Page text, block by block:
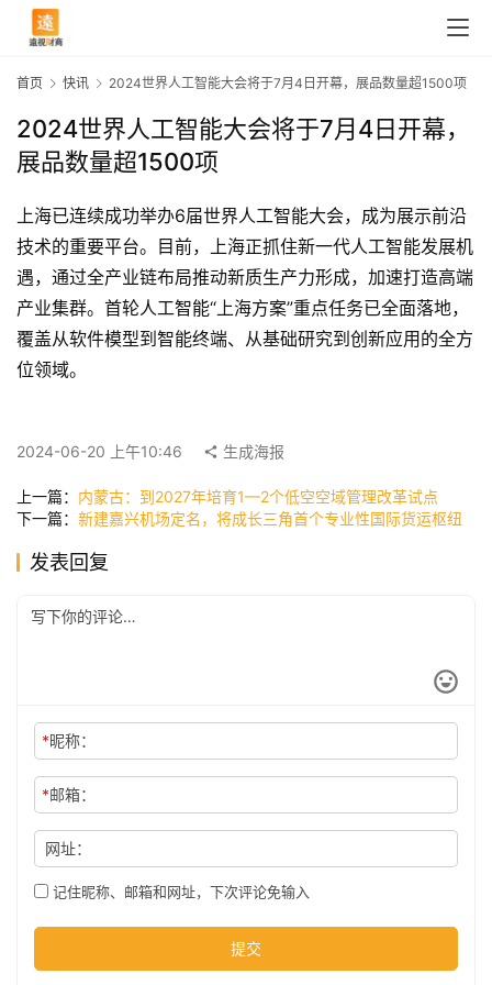
首
页
快
讯
公
尚
技
首页 快讯 2024世界人工智能大会将于7月4日开幕，展品数量超1500项
2024世界人工智能大会将于7月4日开幕，
展品数量超1500项
上海已连续成功举办6届世界人工智能大会，成为展示前沿
技术的重要平台。目前，上海正抓住新一代人工智能发展机
遇，通过全产业链布局推动新质生产力形成，加速打造高端
产业集群。首轮人工智能“上海方案”重点任务已全面落地，
覆盖从软件模型到智能终端、从基础研究到创新应用的全方
位领域。
2024-06-20 上午10:46 生成海报
上一篇： 内蒙古：到2027年培育1—2个低空空域管理改革试点
下一篇： 新建嘉兴机场定名，将成长三角首个专业性国际货运枢纽
发表回复
*昵称：
*邮箱：
网址：
记住昵称、邮箱和网址，下次评论免输入
提交